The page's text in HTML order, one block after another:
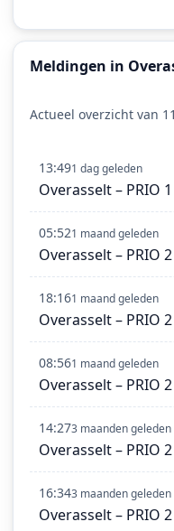
Meldingen in
Actueel overzicht van
13:491 dag geleden
Overasselt – PRIO
05:521 maand geleden
Overasselt – PRIO
18:161 maand geleden
Overasselt – PRIO
08:561 maand geleden
Overasselt – PRIO
14:273 maanden geleden
Overasselt – PRIO
16:343 maanden geleden
Overasselt – PRIO